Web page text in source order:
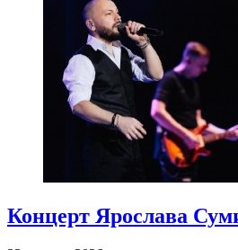
Концерт Ярослава